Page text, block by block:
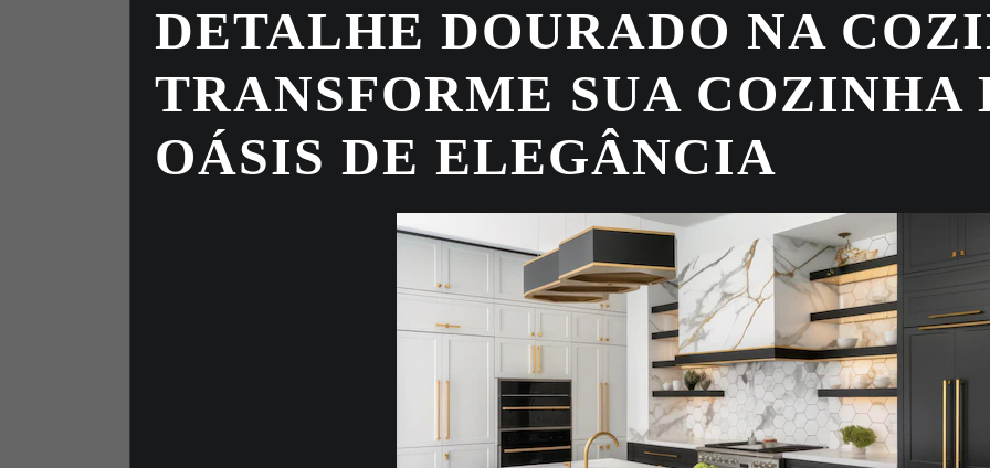
DETALHE DOURADO NA
TRANSFORME SUA COZINHA
OÁSIS DE ELEGÂNCIA